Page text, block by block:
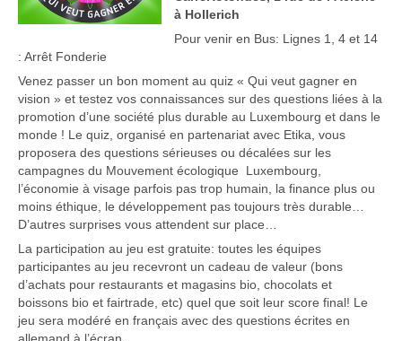
à Hollerich
Pour venir en Bus: Lignes 1, 4 et 14
: Arrêt Fonderie
Venez passer un bon moment au quiz « Qui veut gagner en
vision » et testez vos connaissances sur des questions liées à la
promotion d’une société plus durable au Luxembourg et dans le
monde ! Le quiz, organisé en partenariat avec Etika, vous
proposera des questions sérieuses ou décalées sur les
campagnes du Mouvement écologique Luxembourg,
l’économie à visage parfois pas trop humain, la finance plus ou
moins éthique, le développement pas toujours très durable…
D’autres surprises vous attendent sur place…
La participation au jeu est gratuite: toutes les équipes
participantes au jeu recevront un cadeau de valeur (bons
d’achats pour restaurants et magasins bio, chocolats et
boissons bio et fairtrade, etc) quel que soit leur score final! Le
jeu sera modéré en français avec des questions écrites en